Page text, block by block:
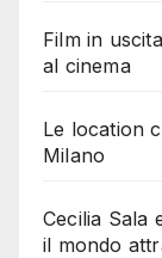
Film in
al cinema
Le location
Milano
Cecilia Sala
il mondo